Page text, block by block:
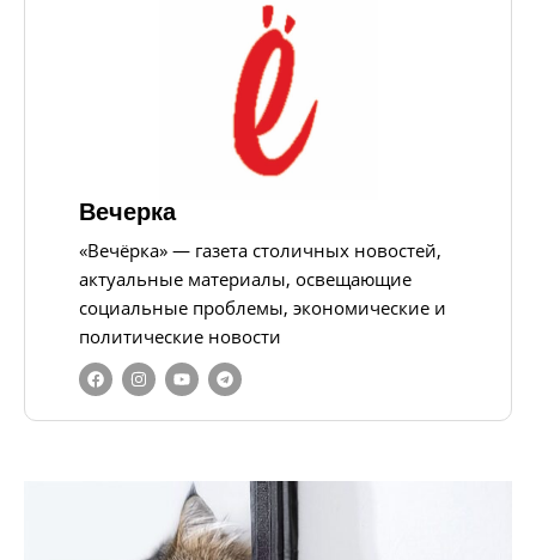
Вечерка
«Вечёрка» — газета столичных новостей,
актуальные материалы, освещающие
социальные проблемы, экономические и
политические новости